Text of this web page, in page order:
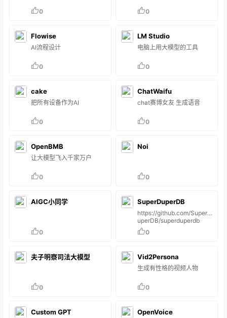
0 0
Flowise
AI流程设计
0
LM Studio
电脑上用大模型的工具
0
cake
把所有设备作为AI
0
ChatWaifu
chat赛博女友 生成语音
0
OpenBMB
让大模型飞入千家万户
0
Noi
0
AIGC小同学
0
SuperDuperDB
https://github.com/SuperD
uperDB/superduperdb
0
夫子明察司法大模型
0
Vid2Persona
生成有性格的视频人物
0
Custom GPT OpenVoice